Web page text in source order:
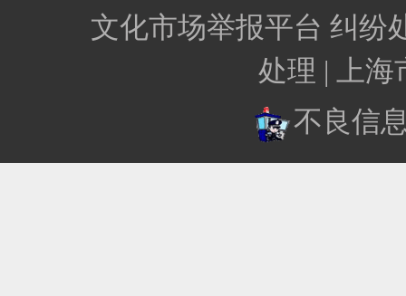
文化市场举报平台 纠纷
处理 |
上
不良信